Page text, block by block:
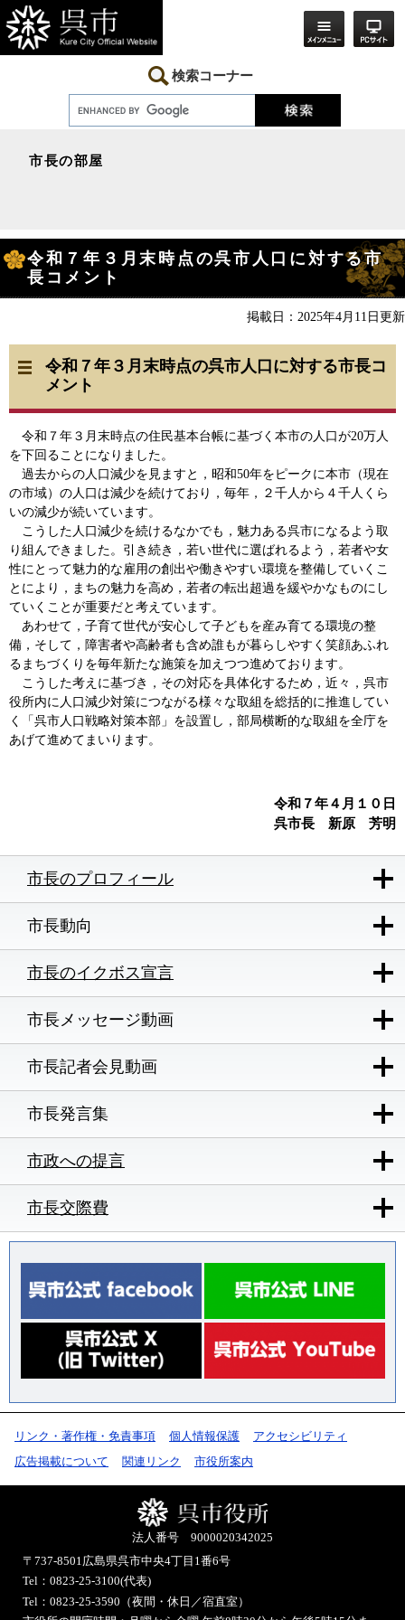
ー
ジ
の
ニ
ュ
ー
検索コーナー
市長の部屋
文
令和７年３月末時点の呉市人口に対する市
長コメント
掲載日：2025年4月11日更新
令和７年３月末時点の呉市人口に対する市長コ
メント
令和７年３月末時点の住民基本台帳に基づく本市の人口が20万人
を下回ることになりました。
過去からの人口減少を見ますと，昭和50年をピークに本市（現在
の市域）の人口は減少を続けており，毎年，２千人から４千人くら
いの減少が続いています。
こうした人口減少を続けるなかでも，魅力ある呉市になるよう取
り組んできました。引き続き，若い世代に選ばれるよう，若者や女
性にとって魅力的な雇用の創出や働きやすい環境を整備していくこ
とにより，まちの魅力を高め，若者の転出超過を緩やかなものにし
ていくことが重要だと考えています。
あわせて，子育て世代が安心して子どもを産み育てる環境の整
備，そして，障害者や高齢者も含め誰もが暮らしやすく笑顔あふれ
るまちづくりを毎年新たな施策を加えつつ進めております。
こうした考えに基づき，その対応を具体化するため，近々，呉市
役所内に人口減少対策につながる様々な取組を総括的に推進してい
く「呉市人口戦略対策本部」を設置し，部局横断的な取組を全庁を
あげて進めてまいります。
令和７年４月１０日
呉市長 新原 芳明
市長のプロフィール
市長動向
市長のイクボス宣言
市長メッセージ動画
市長記者会見動画
市長発言集
市政への提言
市長交際費
リンク・著作権・免責事項 個人情報保護
アクセシビリティ
広告掲載について
関連リンク 市役所案内
法人番号 9000020342025
〒737-8501広島県呉市中央4丁目1番6号
Tel：0823-25-3100(代表)
Tel：0823-25-3590（夜間・休日／宿直室）